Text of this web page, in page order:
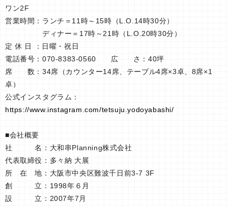
ワン2F
営業時間：ランチ＝11時～15時（L.O.14時30分）
ディナー＝17時～21時（L.O.20時30分）
定 休 日 ：日曜・祝日
電話番号：070-8383-0560 広 さ：40坪
席 数：34席（カウンター14席、テーブル4席×3卓、8席×1
卓）
公式インスタグラム：
https://www.instagram.com/tetsuju.yodoyabashi/
■会社概要
社 名：大和串Planning株式会社
代表取締役：多々納 大展
所 在 地：大阪市中央区難波千日前3-7 3F
創 立：1998年６月
設 立：2007年7月